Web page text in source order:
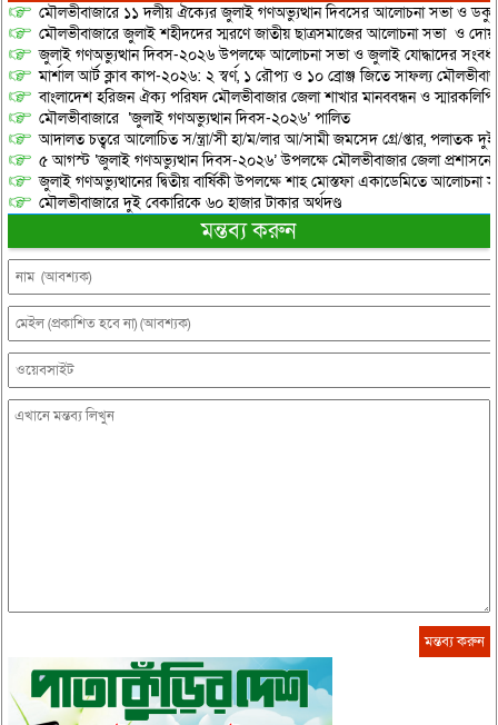
মৌলভীবাজারে ১১ দলীয় ঐক্যের জুলাই গণঅভ্যুত্থান দিবসের আলোচনা সভা ও
মৌলভীবাজারে জুলাই শহীদদের স্মরণে জাতীয় ছাত্রসমাজের আলোচনা সভা ও
জুলাই গণঅভ্যুত্থান দিবস-২০২৬ উপলক্ষে আলোচনা সভা ও জুলাই যোদ্ধাদের
মার্শাল আর্ট ক্লাব কাপ-২০২৬: ২ স্বর্ণ, ১ রৌপ্য ও ১০ ব্রোঞ্জ জিতে সাফল্য
বাংলাদেশ হরিজন ঐক্য পরিষদ মৌলভীবাজার জেলা শাখার মানববন্ধন ও স্মারকলিপি
মৌলভীবাজারে ‘জুলাই গণঅভ্যুত্থান দিবস-২০২৬’ পালিত
আদালত চত্বরে আলোচিত স/ন্ত্রা/সী হা/ম/লার আ/সামী জমসেদ গ্রে/প্তার, পলাতক দুই
৫ আগস্ট ‘জুলাই গণঅভ্যুত্থান দিবস-২০২৬’ উপলক্ষে মৌলভীবাজার জেলা
জুলাই গণঅভ্যুত্থানের দ্বিতীয় বার্ষিকী উপলক্ষে শাহ মোস্তফা একাডেমিতে আলোচনা
মৌলভীবাজারে দুই বেকারিকে ৬০ হাজার টাকার অর্থদণ্ড
মন্তব্য করুন